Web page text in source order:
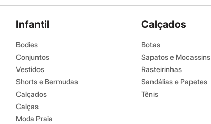
Infantil
Bodies
Conjuntos
Vestidos
Shorts e Bermudas
Calçados
Calças
Moda Praia
Calçados
Botas
Sapatos e Mocassins
Rasteirinhas
Sandálias e Papetes
Tênis